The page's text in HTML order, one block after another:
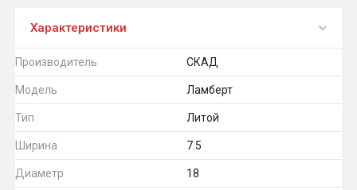
Характеристики
Производитель СКАД
Модель Ламберт
Тип Литой
Ширина 7.5
Диаметр 18